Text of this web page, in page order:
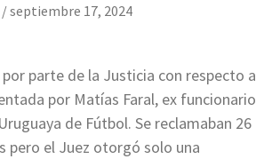
/septiembre 17, 2024
parte de la Justicia con respecto a
por Matías Faral, ex funcionario
de Fútbol. Se reclamaban 26
pero el Juez otorgó solo una